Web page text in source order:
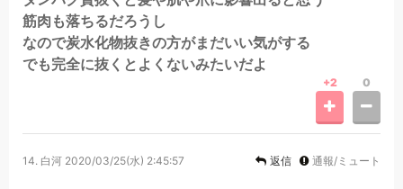
筋肉も落ちるだろうし
なので炭水化物抜きの方がまだいい気がする
でも完全に抜くとよくないみたいだよ
+2 0
14. 白河 2020/03/25(水) 2:45:57 返信 通報/ミュート